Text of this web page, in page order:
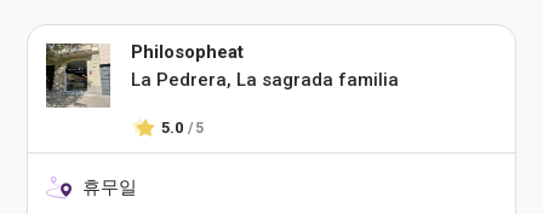
Philosopheat
La Pedrera, La sagrada familia
5.0 / 5
휴무일